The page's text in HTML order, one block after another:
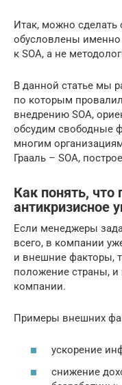
Итак, можно
обусловлены
к SOA, а не
В данной статье мы
по которым
внедрению SOA,
обсудим свободные
многим
Грааль – SOA,
Как понять, что
антикризисное
Если менеджеры
всего, в компании
и внешние факторы,
положение страны, и
компании.
Примеры внешних
ускорение
снижение